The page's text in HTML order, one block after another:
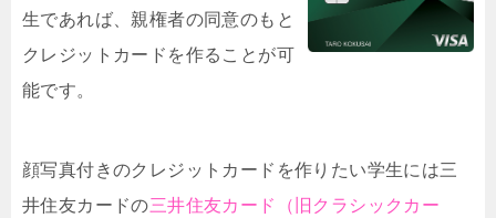
生であれば、親権者の同意のもと
クレジットカードを作ることが可
能です。
顔写真付きのクレジットカードを作りたい学生には三
井住友カードの三井住友カード（旧クラシックカー